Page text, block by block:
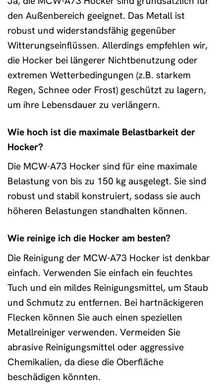
den Außenbereich geeignet. Das Metall ist
robust und widerstandsfähig gegenüber
Witterungseinflüssen. Allerdings empfehlen wir,
die Hocker bei längerer Nichtbenutzung oder
extremen Wetterbedingungen (z.B. starkem
Regen, Schnee oder Frost) geschützt zu lagern,
um ihre Lebensdauer zu verlängern.
Wie hoch ist die maximale Belastbarkeit der
Hocker?
Die MCW-A73 Hocker sind für eine maximale
Belastung von bis zu 150 kg ausgelegt. Sie sind
robust und stabil konstruiert, sodass sie auch
höheren Belastungen standhalten können.
Wie reinige ich die Hocker am besten?
Die Reinigung der MCW-A73 Hocker ist denkbar
einfach. Verwenden Sie einfach ein feuchtes
Tuch und ein mildes Reinigungsmittel, um Staub
und Schmutz zu entfernen. Bei hartnäckigeren
Flecken können Sie auch einen speziellen
Metallreiniger verwenden. Vermeiden Sie
abrasive Reinigungsmittel oder aggressive
Chemikalien, da diese die Oberfläche
beschädigen könnten.